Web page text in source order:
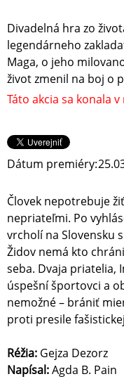
Divadelná hra zo
legendárneho
Maga, o jeho
život zmenil na boj o
Táto akcia sa konala
Dátum premiéry:
Človek nepotrebuje
nepriateľmi. Po
vrcholí na Slovensku
Židov nemá kto
seba. Dvaja priatelia,
úspešní športovci a
nemožné – brániť
proti presile
Réžia: Gejza Dezorz
Napísal:Agda B. Pain